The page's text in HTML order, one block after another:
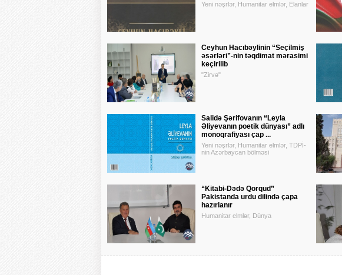
Yeni nəşrlər, Humanitar elmlər, Elanlar
Ceyhun Hacıbəylinin “Seçilmiş
əsərləri”-nin təqdimat mərasimi
keçirilib
"Zirvə"
Salidə Şərifovanın “Leyla
Əliyevanın poetik dünyası” adlı
monoqrafiyası çap ...
Yeni nəşrlər, Humanitar elmlər, TDPİ-
nin Azərbaycan bölməsi
“Kitabi-Dədə Qorqud”
Pakistanda urdu dilində çapa
hazırlanır
Humanitar elmlər, Dünya